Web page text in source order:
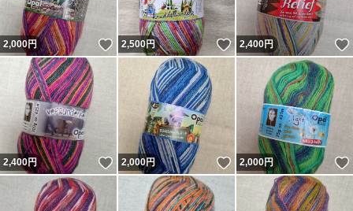
2,000円 いいね！
2,500円 いいね！
2,400円
2,400円 いいね！
2,000円 いいね！
2,000円